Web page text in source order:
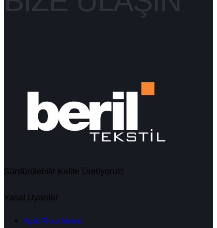
Sürdürülebilir Kalite Üretiyoruz!
Yasal Uyarılar
Açık Rıza Metni